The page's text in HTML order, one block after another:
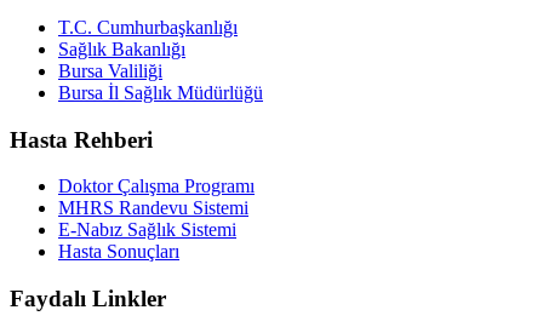
T.C. Cumhurbaşkanlığı
Sağlık Bakanlığı
Bursa Valiliği
Bursa İl Sağlık Müdürlüğü
Hasta Rehberi
Doktor Çalışma Programı
MHRS Randevu Sistemi
E-Nabız Sağlık Sistemi
Hasta Sonuçları
Faydalı Linkler